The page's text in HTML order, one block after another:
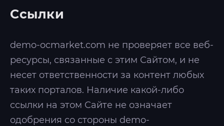
Ссылки
demo-ocmarket.com не проверяет все веб-
ресурсы, связанные с этим Сайтом, и не
несет ответственности за контент любых
таких порталов. Наличие какой-либо
ссылки на этом Сайте не означает
одобрения со стороны demo-